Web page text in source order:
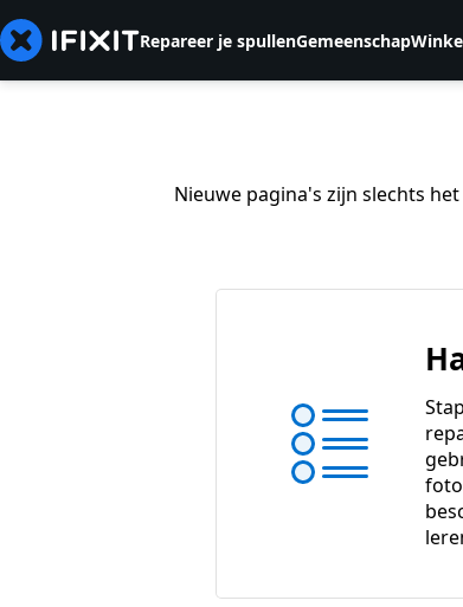
Repareer je spullenGemeenschap
Nieuwe pagina's zijn slechts